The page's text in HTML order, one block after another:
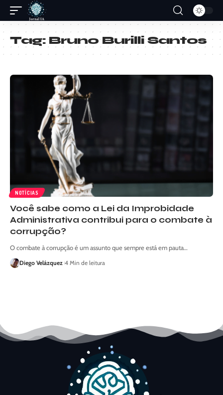
Tag:Bruno Burilli Santos
NOTÍCIAS
Você sabe como a Lei da Improbidade
Administrativa contribui para o combate à
corrupção?
O combate à corrupção é um assunto que sempre está em pauta…
Diego Velázquez 4 Min de leitura